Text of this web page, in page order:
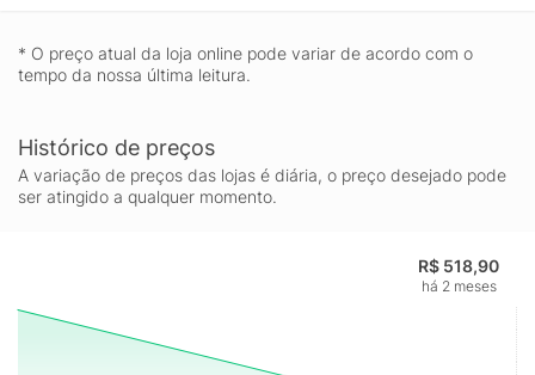
* O preço atual da loja online pode variar de acordo com o
tempo da nossa última leitura.
Histórico de preços
A variação de preços das lojas é diária, o preço desejado pode
ser atingido a qualquer momento.
R$ 518,90
há 2 meses